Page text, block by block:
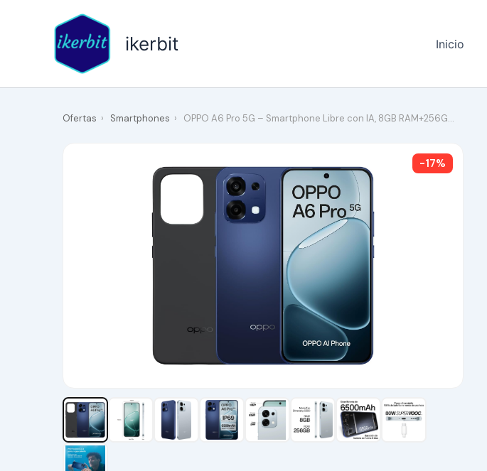
ikerbit Inicio
Ofertas › Smartphones › OPPO A6 Pro 5G – Smartphone Libre con IA, 8GB RAM+256G…
-17%